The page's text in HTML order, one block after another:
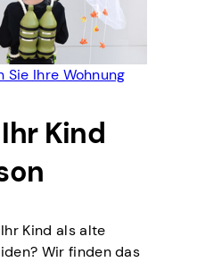
Sie Ihre Wohnung
Kind
Kind als alte
Wir finden das